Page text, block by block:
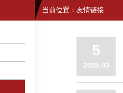
当前位置： 友情链接
5
2025-03